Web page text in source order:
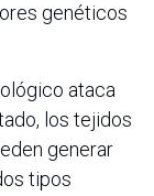
genéticos
ataca
los tejidos
generar
tipos